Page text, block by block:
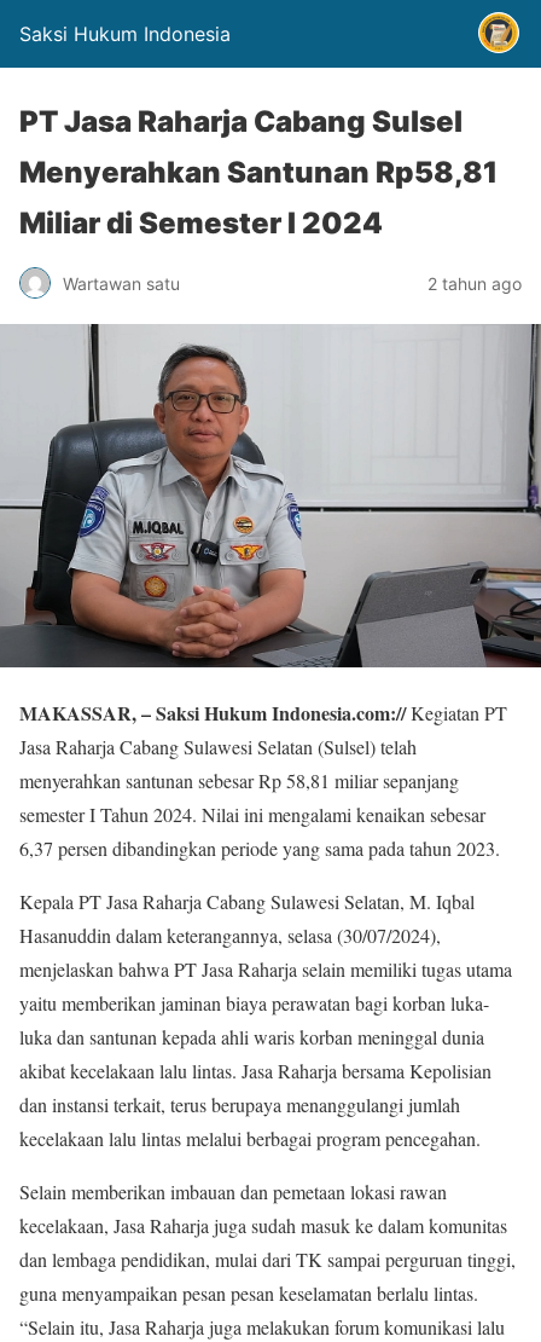
Saksi Hukum Indonesia
PT Jasa Raharja Cabang Sulsel
Menyerahkan Santunan Rp58,81
Miliar di Semester I 2024
Wartawan satu 2 tahun ago
MAKASSAR, – Saksi Hukum Indonesia.com://Kegiatan PT
Jasa Raharja Cabang Sulawesi Selatan (Sulsel) telah
menyerahkan santunan sebesar Rp 58,81 miliar sepanjang
semester I Tahun 2024. Nilai ini mengalami kenaikan sebesar
6,37 persen dibandingkan periode yang sama pada tahun 2023.
Kepala PT Jasa Raharja Cabang Sulawesi Selatan, M. Iqbal
Hasanuddin dalam keterangannya, selasa (30/07/2024),
menjelaskan bahwa PT Jasa Raharja selain memiliki tugas utama
yaitu memberikan jaminan biaya perawatan bagi korban luka-
luka dan santunan kepada ahli waris korban meninggal dunia
akibat kecelakaan lalu lintas. Jasa Raharja bersama Kepolisian
dan instansi terkait, terus berupaya menanggulangi jumlah
kecelakaan lalu lintas melalui berbagai program pencegahan.
Selain memberikan imbauan dan pemetaan lokasi rawan
kecelakaan, Jasa Raharja juga sudah masuk ke dalam komunitas
dan lembaga pendidikan, mulai dari TK sampai perguruan tinggi,
guna menyampaikan pesan pesan keselamatan berlalu lintas.
“Selain itu, Jasa Raharja juga melakukan forum komunikasi lalu